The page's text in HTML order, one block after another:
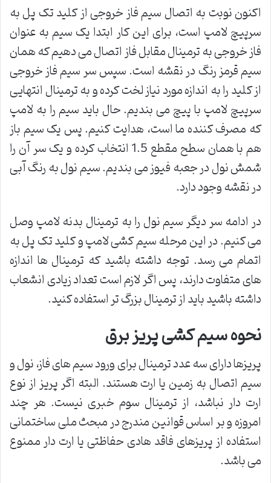
اکنون نوبت به اتصال سیم فاز خروجی از کلید تک پل به
سرپیچ لامپ است، برای این کار ابتدا یک سیم به عنوان
فاز خروجی به ترمینال مقابل فاز اتصال می دهیم که همان
سیم قرمز رنگ در نقشه است. سپس سر سیم فاز خروجی
از کلید را به اندازه مورد نیاز لخت کرده و به ترمینال انتهایی
سرپیچ لامپ با پیچ می بندیم. حال باید سیم را به لامپ
که مصرف کننده ما است، هدایت کنیم. پس یک سیم باز
هم با همان سطح مقطع 1.5 انتخاب کرده و یک سر آن را
شمش نول در جعبه فیوز می بندیم. سیم نول به رنگ آبی
در نقشه وجود دارد.
در ادامه سر دیگر سیم نول را به ترمینال بدنه لامپ وصل
می کنیم. در این مرحله سیم کشی لامپ و کلید تک پل به
اتمام می رسد. توجه داشته باشید که ترمینال ها اندازه
های متفاوت دارند، پس اگر لازم است تعداد زیادی انشعاب
داشته باشید باید از ترمینال بزرگ تر استفاده کنید.
نحوه سیم کشی پریز برق
پریزها دارای سه عدد ترمینال برای ورود سیم های فاز، نول و
سیم اتصال به زمین یا ارت هستند. البته اگر پریز از نوع
ارت دار نباشد، از ترمینال سوم خبری نیست. هر چند
امروزه و بر اساس قوانین مندرج در مبحث ملی ساختمانی
استفاده از پریزهای فاقد هادی حفاظتی یا ارت دار ممنوع
می باشد.